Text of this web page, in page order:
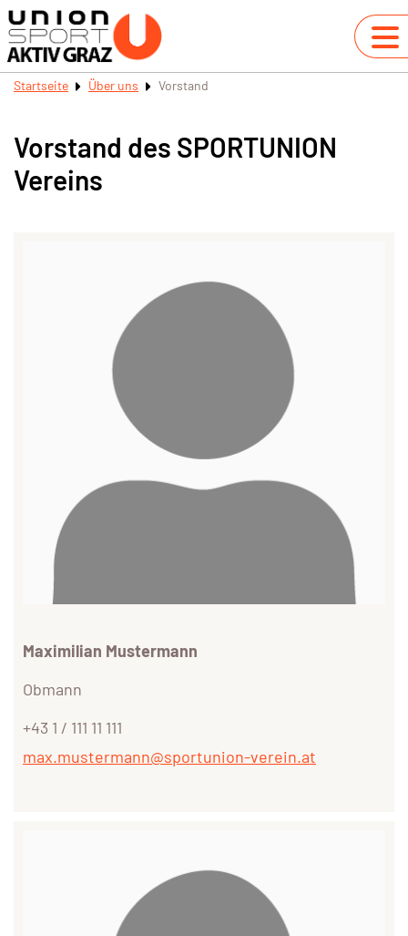
Startseite Über uns Vorstand
Vorstand des SPORTUNION
Vereins
Maximilian Mustermann
Obmann
+43 1 / 111 11 111
max.mustermann@sportunion-verein.at